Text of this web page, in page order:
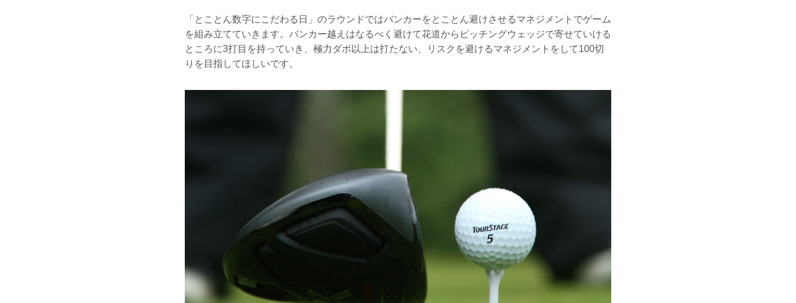
「とことん数字にこだわる日」のラウンドではバンカーをとことん避けさせるマネジメントでゲーム
を組み立てていきます。バンカー越えはなるべく避けて花道からピッチングウェッジで寄せていける
ところに3打目を持っていき、極力ダボ以上は打たない、リスクを避けるマネジメントをして100切
りを目指してほしいです。